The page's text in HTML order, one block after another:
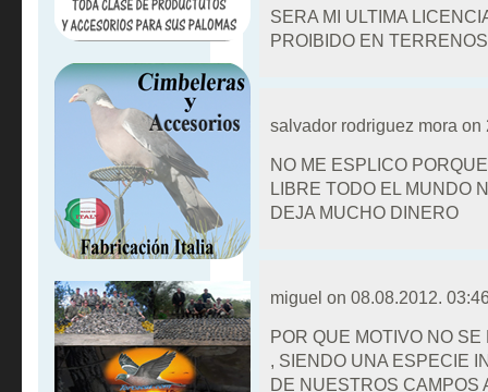
SERA MI ULTIMA
PROIBIDO EN
salvador rodriguez mora on
NO ME ESPLICO
LIBRE TODO EL MUNDO
DEJA MUCHO DINERO
miguel on 08.08.2012.
POR QUE MOTIVO NO
, SIENDO UNA ESPECIE
DE NUESTROS CAMPOS